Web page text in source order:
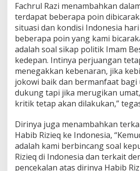
p
a
?
Fachrul Razi menambahkan
terdapat beberapa poin
situasi dan kondisi Indonesia
beberapa poin yang kami
adalah soal sikap politik Imam
kedepan. Intinya perjuangan
menegakkan kebenaran, jika
jokowi baik dan bermanfaat bagi
dukung tapi jika merugikan
kritik tetap akan dilakukan,”
Dirinya juga menambahkan
Habib Rizieq ke Indonesia,
adalah kami berbincang soal
Rizieq di Indonesia dan terkait
pencekalan atas dirinya Habib